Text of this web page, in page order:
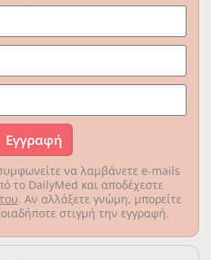
Εγγραφή
να λαμβάνετε e-mails
το DailyMed και αποδέχεστε
. Αν αλλάξετε γνώμη, μπορείτε
στιγμή την εγγραφή.